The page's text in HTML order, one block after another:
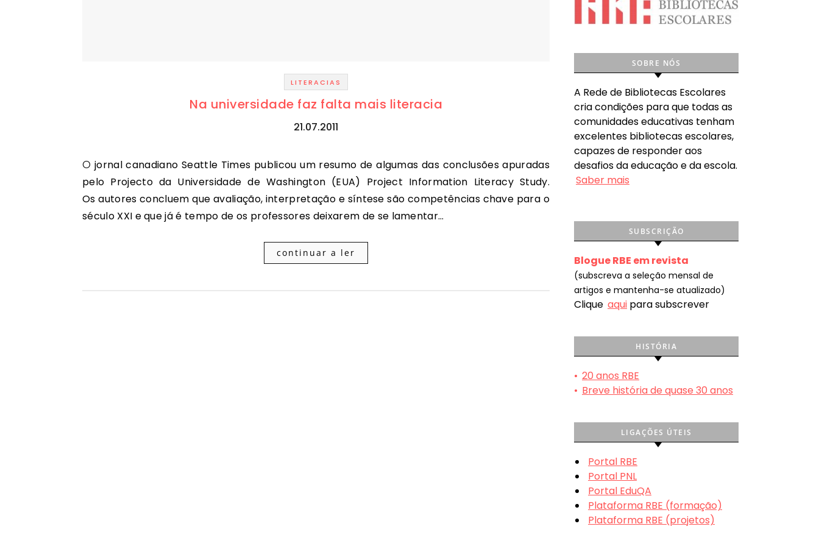
LITERACIAS
Na universidade faz falta mais literacia
21.07.2011
O jornal canadiano Seattle Times publicou um resumo de algumas das conclusões apuradas
pelo Projecto da Universidade de Washington (EUA) Project Information Literacy Study.
Os autores concluem que avaliação, interpretação e síntese são competências chave para o
século XXI e que já é tempo de os professores deixarem de se lamentar…
continuar a ler
SOBRE NÓS
A Rede de Bibliotecas Escolares
cria condições para que todas as
comunidades educativas tenham
excelentes bibliotecas escolares,
capazes de responder aos
desafios da educação e da escola.
Saber mais
SUBSCRIÇÃO
Blogue RBE em revista
(subscreva a seleção mensal de
artigos e mantenha-se atualizado)
Clique aqui para subscrever
HISTÓRIA
• 20 anos RBE
• Breve história de quase 30 anos
LIGAÇÕES ÚTEIS
Portal RBE
Portal PNL
Portal EduQA
Plataforma RBE (formação)
Plataforma RBE (projetos)